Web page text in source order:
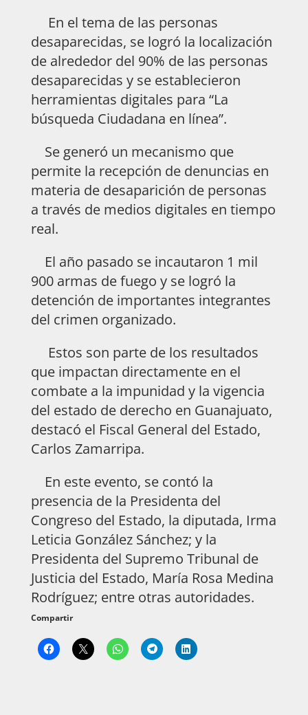
En el tema de las personas
desaparecidas, se logró la localización
de alrededor del 90% de las personas
desaparecidas y se establecieron
herramientas digitales para “La
búsqueda Ciudadana en línea”.
Se generó un mecanismo que
permite la recepción de denuncias en
materia de desaparición de personas
a través de medios digitales en tiempo
real.
El año pasado se incautaron 1 mil
900 armas de fuego y se logró la
detención de importantes integrantes
del crimen organizado.
Estos son parte de los resultados
que impactan directamente en el
combate a la impunidad y la vigencia
del estado de derecho en Guanajuato,
destacó el Fiscal General del Estado,
Carlos Zamarripa.
En este evento, se contó la
presencia de la Presidenta del
Congreso del Estado, la diputada, Irma
Leticia González Sánchez; y la
Presidenta del Supremo Tribunal de
Justicia del Estado, María Rosa Medina
Rodríguez; entre otras autoridades.
Compartir